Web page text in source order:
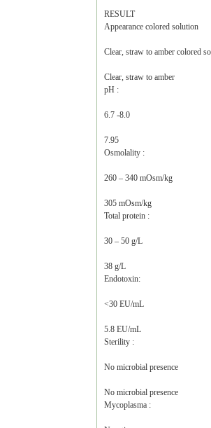
RESULT
Appearance colored solution
Clear, straw to amber colored
Clear, straw to amber
pH :
6.7 -8.0
7.95
Osmolality :
260 – 340 mOsm/kg
305 mOsm/kg
Total protein :
30 – 50 g/L
38 g/L
Endotoxin:
<30 EU/mL
5.8 EU/mL
Sterility :
No microbial presence
No microbial presence
Mycoplasma :